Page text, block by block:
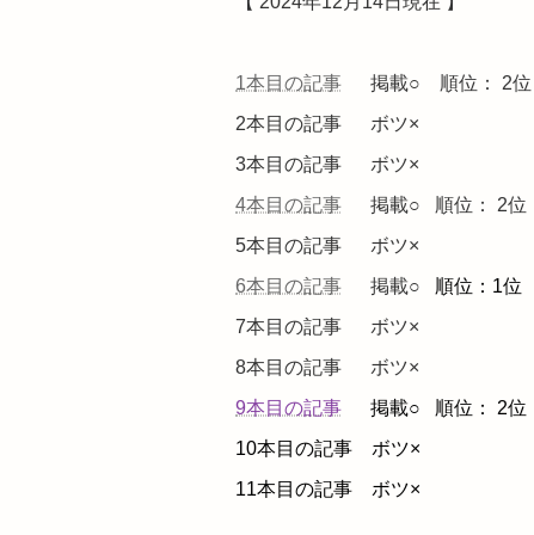
1本目の記事 掲載○ 順位： 2位
2本目の記事 ボツ×
3本目の記事 ボツ×
4本目の記事 掲載○ 順位： 2位
5本目の記事 ボツ×
6本目の記事 掲載○
順位：1位
7本目の記事 ボツ×
8本目の記事 ボツ×
9本目の記事
掲載○
順位： 2位
10本目の記事 ボツ×
11本目の記事 ボツ×